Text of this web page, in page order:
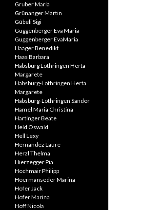
Gruber Maria
Grünanger Martin
Gübeli Sigi
Guggenberger Eva Maria
Guggenberger EvaMaria
Haager Benedikt
Haas Barbara
Habsburg Lothringen Herta
Margarete
Habsburg-Lothringen Herta
Margarete
Habsburg-Lothringen Sandor
Hamel Maria Christina
Hartinger Beate
Held Oswald
Hell Lexy
Hernandez Laure
Herzl Thelma
Hierzegger Pia
Hochmair Philipp
Hoermanseder Marina
Hofer Jack
Hofer Marina
Hoff Nicola